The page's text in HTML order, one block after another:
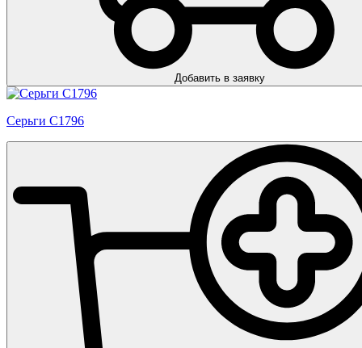
Добавить в заявку
Серьги С1796